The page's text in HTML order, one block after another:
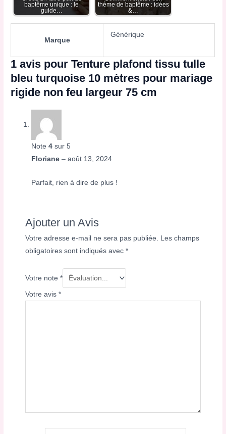
baptême unique : le
guide…
thème de baptême : idées
&…
Marque
Générique
1 avis pourTenture plafond tissu tulle
bleu turquoise 10 mètres pour mariage
rigide non feu largeur 75 cm
Note4 sur 5
Floriane– août 13, 2024
Parfait, rien à dire de plus !
Ajouter un Avis
Votre adresse e-mail ne sera pas publiée. Les champs
obligatoires sont indiqués avec*
Votre note*
Votre avis*